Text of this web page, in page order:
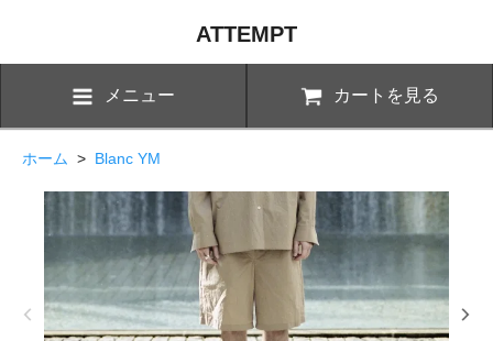
ATTEMPT
メニュー カートを見る
ホーム > Blanc YM